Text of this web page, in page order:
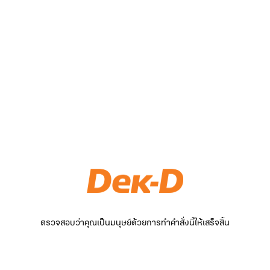
ตรวจสอบว่าคุณเป็นมนุษย์ด้วยการทำคำสั่งนี้ให้เสร็จสิ้น